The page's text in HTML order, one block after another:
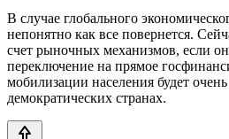
В случае глобального
непонятно как все повернется.
счет рыночных механизмов, если
переключение на прямое
мобилизации населения будет
демократических странах.